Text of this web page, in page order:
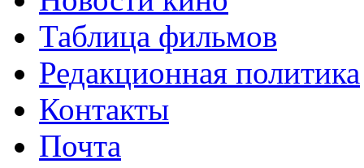
Таблица фильмов
Редакционная политика
Контакты
Почта